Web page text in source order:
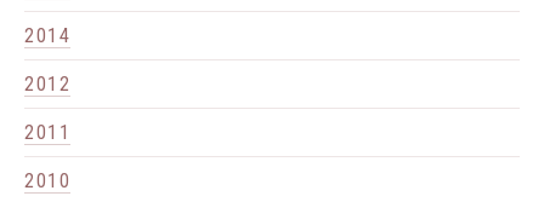
2014
2012
2011
2010